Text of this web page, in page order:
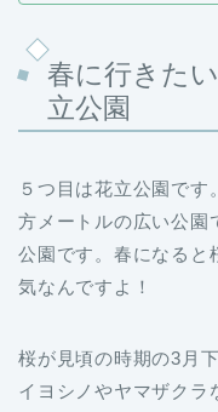
春に行きた
立公園
５つ目は花立公園で
方メートルの広い公園
公園です。春になると
気なんですよ！
桜が見頃の時期の3月
イヨシノやヤマザクラ